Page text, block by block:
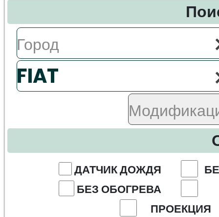
ДАТЧИК ДОЖДЯ
БЕЗ ОБОГРЕВА
ПРОЕКЦИЯ